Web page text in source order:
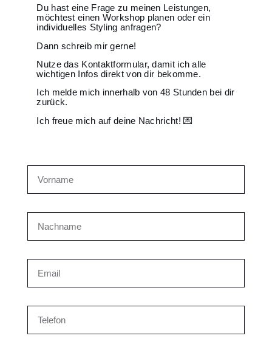
Du hast eine Frage zu meinen Leistungen,
möchtest einen Workshop planen oder ein
individuelles Styling anfragen?
Dann schreib mir gerne!
Nutze das Kontaktformular, damit ich alle
wichtigen Infos direkt von dir bekomme.
Ich melde mich innerhalb von 48 Stunden bei dir
zurück.
Ich freue mich auf deine Nachricht! 💌